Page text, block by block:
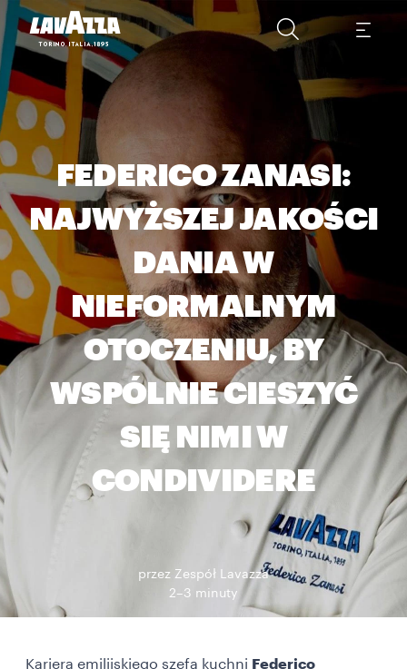
FEDERICO ZANASI:
NAJWYŻSZEJ JAKOŚCI
DANIA W
NIEFORMALNYM
OTOCZENIU, BY
WSPÓLNIE CIESZYĆ
SIĘ NIMI W
CONDIVIDERE
przez Zespół Lavazza
2–3 minuty
Kariera emilijskiego szefa kuchni Federico